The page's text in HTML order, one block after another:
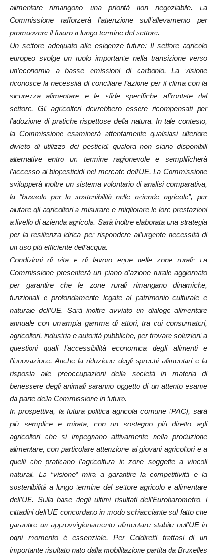
alimentare rimangono una priorità non negoziabile. La
Commissione rafforzerà l’attenzione sull’allevamento per
promuovere il futuro a lungo termine del settore.
Un settore adeguato alle esigenze future: Il settore agricolo
europeo svolge un ruolo importante nella transizione verso
un’economia a basse emissioni di carbonio. La visione
riconosce la necessità di conciliare l’azione per il clima con la
sicurezza alimentare e le sfide specifiche affrontate dal
settore. Gli agricoltori dovrebbero essere ricompensati per
l’adozione di pratiche rispettose della natura. In tale contesto,
la Commissione esaminerà attentamente qualsiasi ulteriore
divieto di utilizzo dei pesticidi qualora non siano disponibili
alternative entro un termine ragionevole e semplificherà
l’accesso ai biopesticidi nel mercato dell’UE. La Commissione
svilupperà inoltre un sistema volontario di analisi comparativa,
la “bussola per la sostenibilità nelle aziende agricole”, per
aiutare gli agricoltori a misurare e migliorare le loro prestazioni
a livello di azienda agricola. Sarà inoltre elaborata una strategia
per la resilienza idrica per rispondere all’urgente necessità di
un uso più efficiente dell’acqua.
Condizioni di vita e di lavoro eque nelle zone rurali: La
Commissione presenterà un piano d’azione rurale aggiornato
per garantire che le zone rurali rimangano dinamiche,
funzionali e profondamente legate al patrimonio culturale e
naturale dell’UE. Sarà inoltre avviato un dialogo alimentare
annuale con un’ampia gamma di attori, tra cui consumatori,
agricoltori, industria e autorità pubbliche, per trovare soluzioni a
questioni quali l’accessibilità economica degli alimenti e
l’innovazione. Anche la riduzione degli sprechi alimentari e la
risposta alle preoccupazioni della società in materia di
benessere degli animali saranno oggetto di un attento esame
da parte della Commissione in futuro.
In prospettiva, la futura politica agricola comune (PAC), sarà
più semplice e mirata, con un sostegno più diretto agli
agricoltori che si impegnano attivamente nella produzione
alimentare, con particolare attenzione ai giovani agricoltori e a
quelli che praticano l’agricoltura in zone soggette a vincoli
naturali. La “visione” mira a garantire la competitività e la
sostenibilità a lungo termine del settore agricolo e alimentare
dell’UE. Sulla base degli ultimi risultati dell’Eurobarometro, i
cittadini dell’UE concordano in modo schiacciante sul fatto che
garantire un approvvigionamento alimentare stabile nell’UE in
ogni momento è essenziale. Per Coldiretti trattasi di un
importante risultato nato dalla mobilitazione partita da Bruxelles